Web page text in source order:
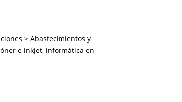
> Abastecimientos y
e inkjet, informática en